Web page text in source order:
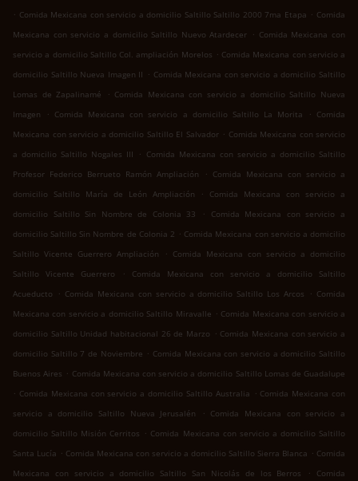
. Comida Mexicana con servicio a domicilio Saltillo Saltillo 2000 7ma Etapa . Comida
Mexicana con servicio a domicilio Saltillo Nuevo Atardecer . Comida Mexicana con
servicio a domicilio Saltillo Col. ampliación Morelos . Comida Mexicana con servicio a
domicilio Saltillo Nueva Imagen II . Comida Mexicana con servicio a domicilio Saltillo
Lomas de Zapalinamé
. Comida Mexicana con servicio a domicilio Saltillo Nueva
Imagen
. Comida Mexicana con servicio a domicilio Saltillo La Morita . Comida
Mexicana con servicio a domicilio Saltillo El Salvador . Comida Mexicana con servicio
a domicilio Saltillo Nogales III
. Comida Mexicana con servicio a domicilio Saltillo
Profesor Federico Berrueto Ramón Ampliación
. Comida Mexicana con servicio a
domicilio Saltillo María de León Ampliación
.
Comida Mexicana con servicio a
domicilio Saltillo Sin Nombre de Colonia 33
.
Comida Mexicana con servicio a
domicilio Saltillo Sin Nombre de Colonia 2 . Comida Mexicana con servicio a domicilio
Saltillo Vicente Guerrero Ampliación
. Comida Mexicana con servicio a domicilio
Saltillo Vicente Guerrero
.
Comida Mexicana con servicio a domicilio Saltillo
Acueducto
. Comida Mexicana con servicio a domicilio Saltillo Los Arcos . Comida
Mexicana con servicio a domicilio Saltillo Miravalle . Comida Mexicana con servicio a
domicilio Saltillo Unidad habitacional 26 de Marzo . Comida Mexicana con servicio a
domicilio Saltillo 7 de Noviembre . Comida Mexicana con servicio a domicilio Saltillo
Buenos Aires . Comida Mexicana con servicio a domicilio Saltillo Lomas de Guadalupe
. Comida Mexicana con servicio a domicilio Saltillo Australia . Comida Mexicana con
servicio a domicilio Saltillo Nueva Jerusalén
. Comida Mexicana con servicio a
domicilio Saltillo Misión Cerritos . Comida Mexicana con servicio a domicilio Saltillo
Santa Lucía . Comida Mexicana con servicio a domicilio Saltillo Sierra Blanca . Comida
Mexicana con servicio a domicilio Saltillo San Nicolás de los Berros
.
Comida